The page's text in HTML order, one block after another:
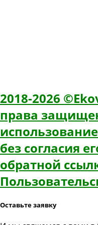
2018-2026
права
без согласия
обратной
Оставьте заявку